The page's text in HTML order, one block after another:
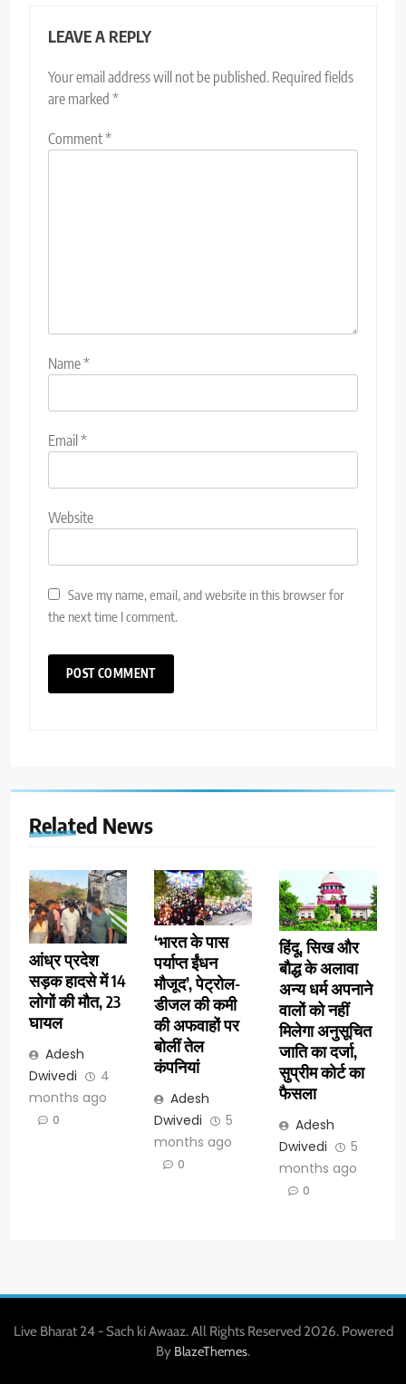
LEAVE A REPLY
Your email address will not be published. Required fields
are marked *
Comment*
Name*
Email*
Website
Save my name, email, and website in this browser for
the next time I comment.
Related News
आंध्र प्रदेश
सड़क हादसे में 14
लोगों की मौत, 23
घायल
Adesh
Dwivedi
4
months ago
0
‘भारत के पास
पर्याप्त ईंधन
मौजूद’, पेट्रोल-
डीजल की कमी
की अफवाहों पर
बोलीं तेल
कंपनियां
Adesh
Dwivedi
5
months ago
0
हिंदू, सिख और
बौद्ध के अलावा
अन्य धर्म अपनाने
वालों को नहीं
मिलेगा अनुसूचित
जाति का दर्जा,
सुप्रीम कोर्ट का
फैसला
Adesh
Dwivedi
5
months ago
0
Live Bharat 24 - Sach ki Awaaz. All Rights Reserved 2026. Powered
By BlazeThemes.